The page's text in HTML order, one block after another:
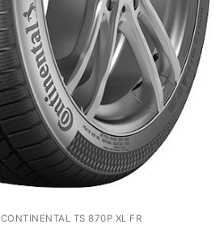
CONTINENTAL TS 870P XL FR